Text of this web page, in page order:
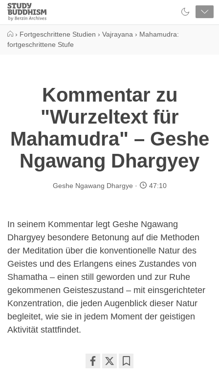
Close
Study
Buddhism
› Fortgeschrittene Studien › Vajrayana › Mahamudra:
fortgeschrittene Stufe
Kommentar zu
"Wurzeltext für
Mahamudra" – Geshe
Ngawang Dhargyey
Geshe Ngawang Dhargye 47:10
In seinem Kommentar legt Geshe Ngawang
Dhargyey besondere Betonung auf die Methoden
der Meditation über die konventionelle Natur des
Geistes und des Erlangens eines Zustandes von
Shamatha – einen still geworden und zur Ruhe
gekommenen Geisteszustand – mit einsgerichteter
Konzentration, die jeden Augenblick dieser Natur
begleitet, wie sie in jedem Moment der geistigen
Aktivität stattfindet.